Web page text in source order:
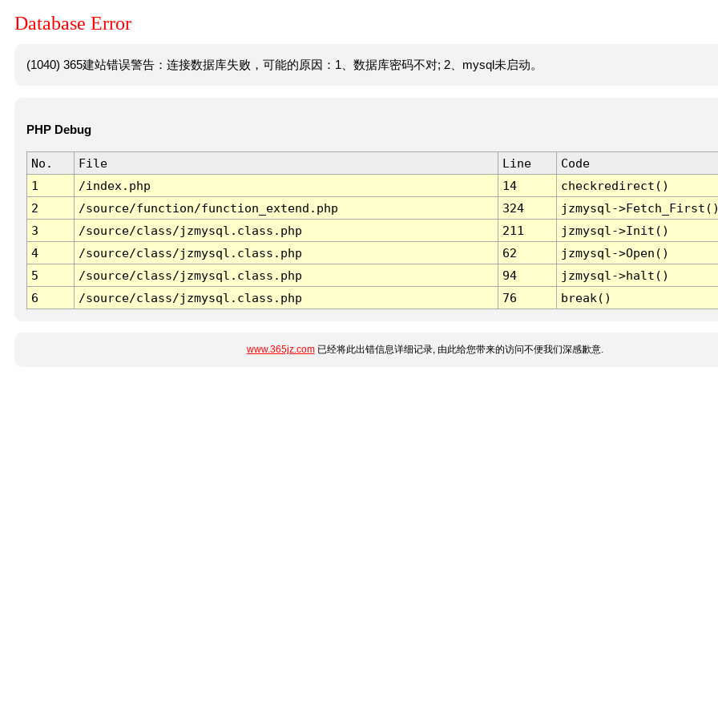
Database Error
(1040) 365建站错误警告：连接数据库失败，可能的原因：1、数据库密码不对; 2、mysql未启动。
PHP Debug
No. File Line
Code
1
/index.php 14
checkredirect()
2
/source/function/function_extend.php 324
jzmysql-
3
/source/class/jzmysql.class.php 211
jzmysql->Init()
4
/source/class/jzmysql.class.php 62
jzmysql->Open()
5
/source/class/jzmysql.class.php 94
jzmysql->halt()
6
/source/class/jzmysql.class.php 76 break()
www.365jz.com已经将此出错信息详细记录, 由此给您带来的访问不便我们深感歉意.